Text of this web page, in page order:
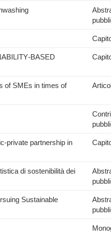
of SMEs in times of
private partnership in
di sostenibilità dei
Sustainable